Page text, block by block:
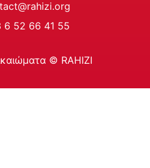
6 52 66 41 55
© RAHIZI